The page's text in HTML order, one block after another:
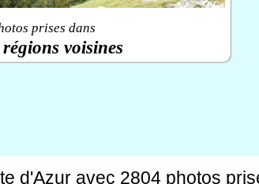
prises dans
voisines
d'Azur avec 2804 photos